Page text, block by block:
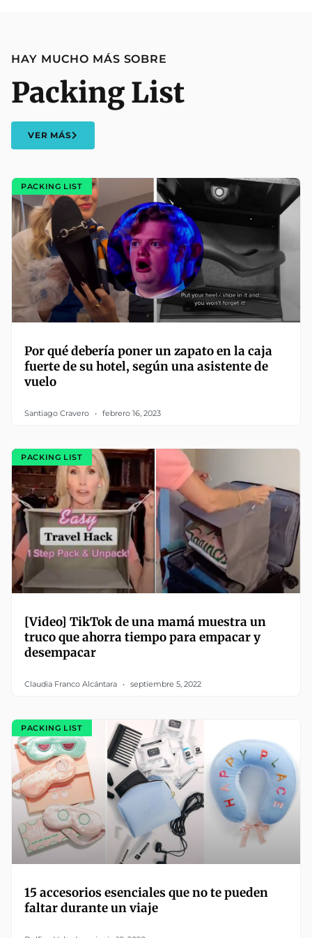
HAY MUCHO MÁS SOBRE
Packing List
VER MÁS
PACKING LIST
Por qué debería poner un zapato en la caja
fuerte de su hotel, según una asistente de
vuelo
Santiago Cravero febrero 16, 2023
PACKING LIST
[Video] TikTok de una mamá muestra un
truco que ahorra tiempo para empacar y
desempacar
Claudia Franco Alcántara septiembre 5, 2022
PACKING LIST
15 accesorios esenciales que no te pueden
faltar durante un viaje